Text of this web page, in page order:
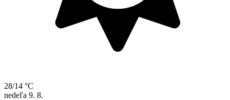
28/14 °C
nedeľa 9. 8.